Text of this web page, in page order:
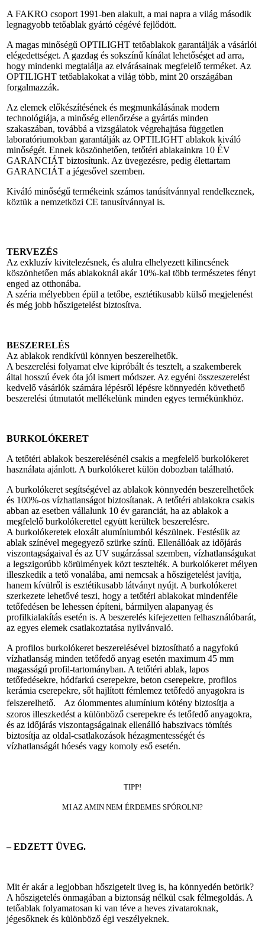
A FAKRO csoport 1991-ben alakult, a mai napra a világ második
legnagyobb tetőablak gyártó cégévé fejlődött.
A magas minőségű OPTILIGHT tetőablakok garantálják a vásárlói
elégedettséget. A gazdag és sokszínű kínálat lehetőséget ad arra,
hogy mindenki megtalálja az elvárásainak megfelelő terméket. Az
OPTILIGHT tetőablakokat a világ több, mint 20 országában
forgalmazzák.
Az elemek előkészítésének és megmunkálásának modern
technológiája, a minőség ellenőrzése a gyártás minden
szakaszában, továbbá a vizsgálatok végrehajtása független
laboratóriumokban garantálják az OPTILIGHT ablakok kiváló
minőségét. Ennek köszönhetően, tetőtéri ablakainkra 10 ÉV
GARANCIÁT biztosítunk. Az üvegezésre, pedig élettartam
GARANCIÁT a jégesővel szemben.
Kiváló minőségű termékeink számos tanúsítvánnyal rendelkeznek,
köztük a nemzetközi CE tanusítvánnyal is.
TERVEZÉS
Az exkluzív kivitelezésnek, és alulra elhelyezett kilincsének
köszönhetően más ablakoknál akár 10%-kal több természetes fényt
enged az otthonába.
A széria mélyebben épül a tetőbe, esztétikusabb külső megjelenést
és még jobb hőszigetelést biztosítva.
BESZERELÉS
Az ablakok rendkívül könnyen beszerelhetők.
A beszerelési folyamat elve kipróbált és tesztelt, a szakemberek
által hosszú évek óta jól ismert módszer. Az egyéni összeszerelést
kedvelő vásárlók számára lépésről lépésre könnyedén követhető
beszerelési útmutatót mellékelünk minden egyes termékünkhöz.
BURKOLÓKERET
A tetőtéri ablakok beszerelésénél csakis a megfelelő burkolókeret
használata ajánlott. A burkolókeret külön dobozban található.
A burkolókeret segítségével az ablakok könnyedén beszerelhetőek
és 100%-os vízhatlanságot biztosítanak. A tetőtéri ablakokra csakis
abban az esetben vállalunk 10 év garanciát, ha az ablakok a
megfelelő burkolókerettel együtt kerültek beszerelésre.
A burkolókeretek eloxált alumíniumból készülnek. Festésük az
ablak színével megegyező szürke színű. Ellenállóak az időjárás
viszontagságaival és az UV sugárzással szemben, vízhatlanságukat
a legszigorúbb körülmények közt tesztelték. A burkolókeret mélyen
illeszkedik a tető vonalába, ami nemcsak a hőszigetelést javítja,
hanem kívülről is esztétikusabb látványt nyújt. A burkolókeret
szerkezete lehetővé teszi, hogy a tetőtéri ablakokat mindenféle
tetőfedésen be lehessen építeni, bármilyen alapanyag és
profilkialakítás esetén is. A beszerelés kifejezetten felhasználóbarát,
az egyes elemek csatlakoztatása nyilvánvaló.
A profilos burkolókeret beszerelésével biztosítható a nagyfokú
vízhatlanság minden tetőfedő anyag esetén maximum 45 mm
magasságú profil-tartományban. A tetőtéri ablak, lapos
tetőfedésekre, hódfarkú cserepekre, beton cserepekre, profilos
kerámia cserepekre, sőt hajlított fémlemez tetőfedő anyagokra is
felszerelhető. Az ólommentes alumínium kötény biztosítja a
szoros illeszkedést a különböző cserepekre és tetőfedő anyagokra,
és az időjárás viszontagságainak ellenálló habszivacs tömítés
biztosítja az oldal-csatlakozások hézagmentességét és
vízhatlanságát hóesés vagy komoly eső esetén.
TIPP!
MI AZ AMIN NEM ÉRDEMES SPÓROLNI?
– EDZETT ÜVEG.
Mit ér akár a legjobban hőszigetelt üveg is, ha könnyedén betörik?
A hőszigetelés önmagában a biztonság nélkül csak félmegoldás. A
tetőablak folyamatosan ki van téve a heves zivataroknak,
jégesőknek és különböző égi veszélyeknek.